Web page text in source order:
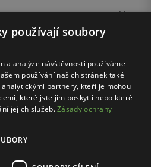
používají soubory
a analýze návštěvnosti používáme
používání našich stránek také
partnery, kteří je mohou
které jste jim poskytli nebo které
jejich služeb.Zásady ochrany